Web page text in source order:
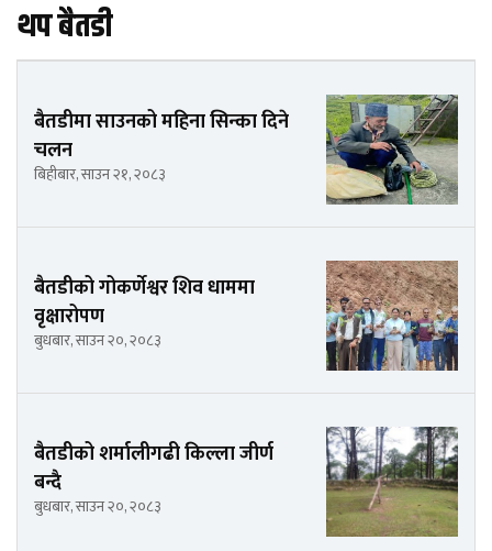
थप बैतडी
बैतडीमा साउनको महिना सिन्का दिने
चलन
बिहीबार, साउन २१, २०८३
बैतडीको गोकर्णेश्वर शिव धाममा
वृक्षारोपण
बुधबार, साउन २०, २०८३
बैतडीको शर्मालीगढी किल्ला जीर्ण
बन्दै
बुधबार, साउन २०, २०८३